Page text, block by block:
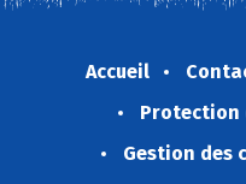
Accueil
Protection
Gestion des